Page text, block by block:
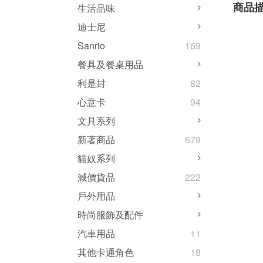
生活品味
迪士尼
Sanrio
169
餐具及餐桌用品
利是封
82
心意卡
94
文具系列
新著商品
679
貓奴系列
減價貨品
222
戶外用品
時尚服飾及配件
汽車用品
11
其他卡通角色
18
商品